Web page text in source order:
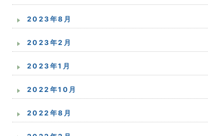
2023年8月
2023年2月
2023年1月
2022年10月
2022年8月